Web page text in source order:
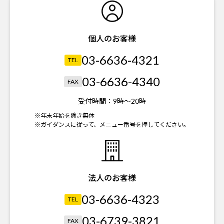
個人のお客様
TEL 03-6636-4321
FAX 03-6636-4340
受付時間： 9時～20時
※年末年始を除き無休
※ガイダンスに従って、メニュー番号を押してください。
法人のお客様
TEL 03-6636-4323
FAX 03-6739-3821